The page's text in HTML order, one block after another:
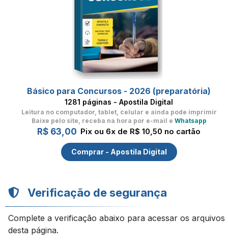
Básico para Concursos - 2026 (preparatória)
1281 páginas - Apostila Digital
Leitura no computador, tablet, celular e ainda pode imprimir
Baixe pelo site, receba na hora por e-mail e Whatsapp
R$ 63,00 Pix ou 6x de R$ 10,50 no cartão
Comprar - Apostila Digital
Verificação de segurança
Complete a verificação abaixo para acessar os arquivos
desta página.